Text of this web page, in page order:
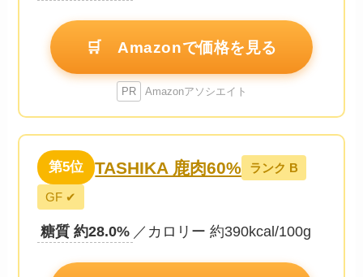
🛒 Amazonで価格を見る
PR Amazonアソシエイト
第5位 TASHIKA 鹿肉60% ランク B
GF ✔
糖質 約28.0% ／カロリー 約390kcal/100g